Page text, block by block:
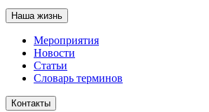
Наша жизнь
Мероприятия
Новости
Статьи
Словарь терминов
Контакты